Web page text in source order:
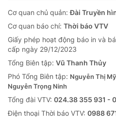
Cơ quan chủ quản:Đài Truyền
Cơ quan báo chí: Thời báo VTV
Giấy phép hoạt động báo in và
cấp ngày 29/12/2023
Tổng Biên tập: Vũ Thanh Thủy
Phó Tổng Biên tập: Nguyễn Thị
Nguyễn Trọng Ninh
Tổng đài VTV: 024.38 355 931 -
Ðiện thoại Thời báo VTV: 0988